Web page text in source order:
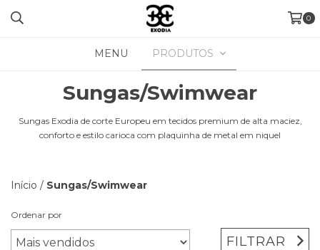
0
MENU PRODUTOS
Sungas/Swimwear
Sungas Exodia de corte Europeu em tecidos premium de alta maciez,
conforto e estilo carioca com plaquinha de metal em niquel
Início / Sungas/Swimwear
Ordenar por
FILTRAR